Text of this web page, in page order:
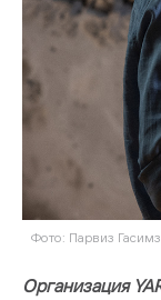
Фото: Парвиз
Организация